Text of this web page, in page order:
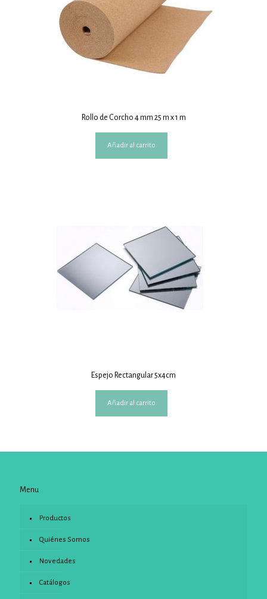
Rollo de Corcho 4 mm 25 m x 1 m
Añadir al carrito
Espejo Rectangular 5x4cm
Añadir al carrito
Menu
Productos
Quiénes Somos
Novedades
Catálogos